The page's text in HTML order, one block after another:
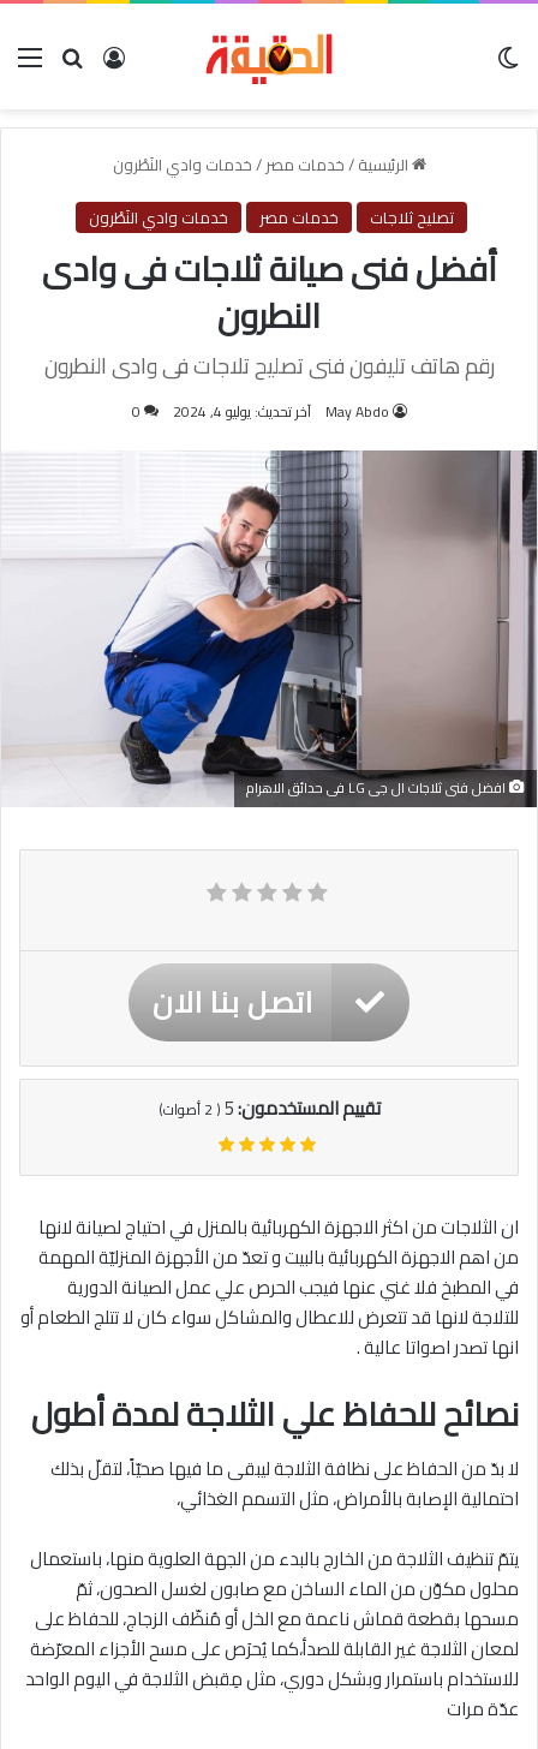
بحث عنتسجيل
الرئيسية/خدمات مصر/خدمات وادي النَطْرون
تصليح ثلاجات
خدمات مصر خدمات وادي النَطْرون
أفضل فنى صيانة ثلاجات فى وادى
النطرون
رقم هاتف تليفون فنى تصليح تلاجات فى وادى النطرون
May Abdo آخر تحديث: يوليو 4, 2024 0
افضل فنى ثلاجات ال جى LG فى حدائق الاهرام
اتصل بنا الان
تقييم المستخدمون:5
(
2أصوات)
ان الثلاجات من اكثر الاجهزة الكهربائية بالمنزل في احتياج لصيانة لانها
من اهم الاجهزة الكهربائية بالبيت و تعدّ من الأجهزة المنزليّة المهمة
في المطبخ فلا غني عنها فيجب الحرص علي عمل الصيانة الدورية
للتلاجة لانها قد تتعرض للاعطال والمشاكل سواء كان لا تتلج الطعام أو
انها تصدر اصواتا عالية .
نصائح للحفاظ علي الثلاجة لمدة أطول
لا بدّ من الحفاظ على نظافة الثلاجة ليبقى ما فيها صحيّاً، لتقلّ بذلك
احتمالية الإصابة بالأمراض، مثل التسمم الغذائي،
يتمّ تنظيف الثلاجة من الخارج بالبدء من الجهة العلوية منها، باستعمال
محلول مكوّن من الماء الساخن مع صابون لغسل الصحون، ثمّ
مسحها بقطعة قماش ناعمة مع الخل أو مُنظّف الزجاج، للحفاظ على
لمعان الثلاجة غير القابلة للصدأ،كما يُحرَص على مسح الأجزاء المعرّضة
للاستخدام باستمرار وبشكل دوري، مثل مِقبض الثلاجة في اليوم الواحد
عدّة مرات